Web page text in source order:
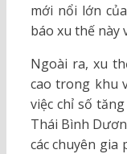
mới nổi lớn
báo xu thế này
Ngoài ra, xu
cao trong khu
việc chỉ số
Thái Bình
các chuyên